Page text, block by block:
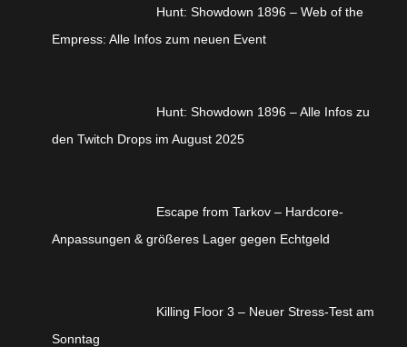
Hunt: Showdown 1896 – Web of the
Empress: Alle Infos zum neuen Event
Hunt: Showdown 1896 – Alle Infos zu
den Twitch Drops im August 2025
Escape from Tarkov – Hardcore-
Anpassungen & größeres Lager gegen Echtgeld
Killing Floor 3 – Neuer Stress-Test am
Sonntag